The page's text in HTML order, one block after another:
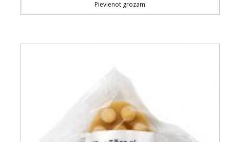
Pievienot grozam